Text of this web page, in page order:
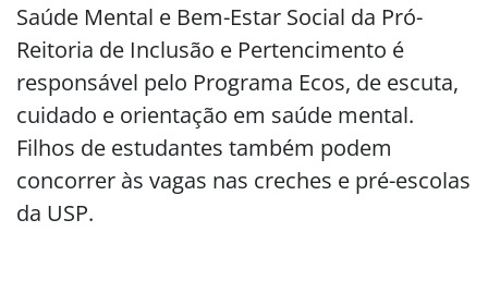
Saúde Mental e Bem-Estar Social da Pró-
Reitoria de Inclusão e Pertencimento é
responsável pelo Programa Ecos, de escuta,
cuidado e orientação em saúde mental.
Filhos de estudantes também podem
concorrer às vagas nas creches e pré-escolas
da USP.